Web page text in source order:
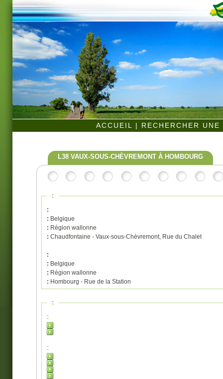
ACCUEIL | RECHERCHER
L38 VAUX-SOUS-CHÈVREMONT À HOMBOURG
:
:
: Belgique
: Région wallonne
: Chaudfontaine - Vaux-sous-Chèvremont, Rue du Chalet
:
: Belgique
: Région wallonne
: Hombourg - Rue de la Station
:
:
: